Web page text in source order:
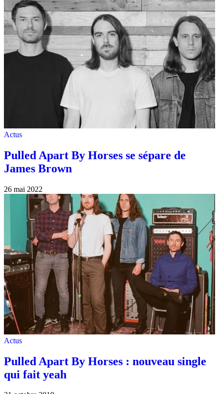
Actus
Pulled Apart By Horses se sépare de
James Brown
26 mai 2022
Actus
Pulled Apart By Horses : nouveau single
qui fait yeah